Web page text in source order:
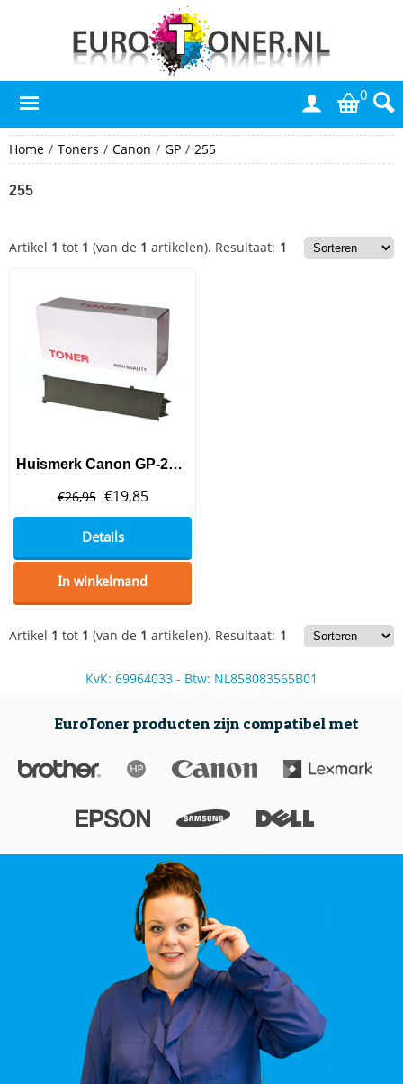
0
Home / Toners / Canon / GP / 255
255
Artikel 1 tot 1 (van de 1 artikelen). Resultaat: 1
Huismerk Canon GP-215 Toner Black
€26,95 €19,85
Details
In winkelmand
Artikel 1 tot 1 (van de 1 artikelen). Resultaat: 1
KvK: 69964033 - Btw: NL858083565B01
EuroToner producten zijn compatibel met